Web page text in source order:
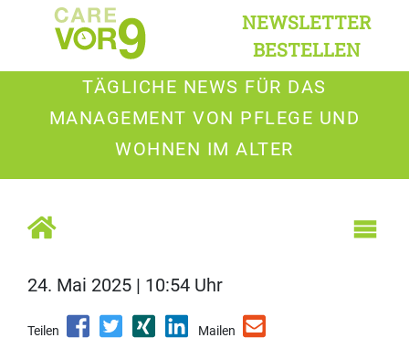
NEWSLETTER
BESTELLEN
TÄGLICHE NEWS FÜR DAS
MANAGEMENT VON PFLEGE UND
WOHNEN IM ALTER
24. Mai 2025 | 10:54 Uhr
Teilen Mailen